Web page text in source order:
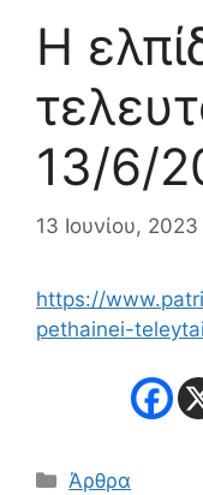
Η
13/6/
13 Ιουνίου, 2023
https://
pethainei-
Κατηγορίες
Άρθρα